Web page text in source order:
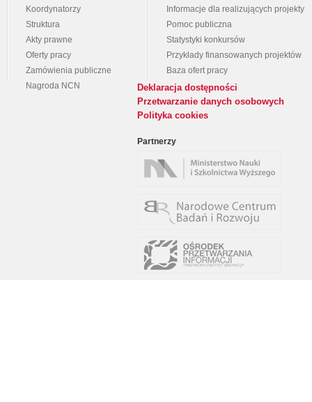
Koordynatorzy
Struktura
Akty prawne
Oferty pracy
Zamówienia publiczne
Nagroda NCN
Informacje dla realizujących projekty
Pomoc publiczna
Statystyki konkursów
Przykłady finansowanych projektów
Baza ofert pracy
Deklaracja dostępności
Przetwarzanie danych osobowych
Polityka cookies
Partnerzy